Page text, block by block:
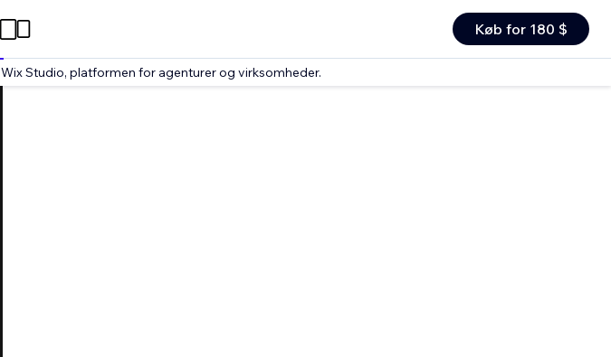
Køb for 180 $
Studio, platformen for agenturer og virksomheder.